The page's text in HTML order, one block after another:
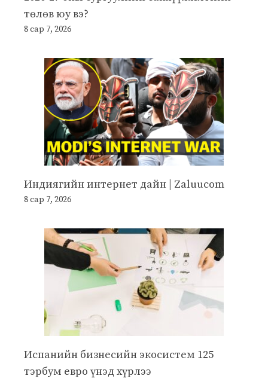
төлөв юу вэ?
8 сар 7, 2026
Индиягийн интернет дайн | Zaluucom
8 сар 7, 2026
Испанийн бизнесийн экосистем 125
тэрбум евро үнэд хүрлээ